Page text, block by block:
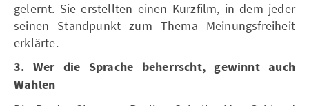
gelernt. Sie erstellten einen Kurzfilm, in dem jeder
seinen Standpunkt zum Thema Meinungsfreiheit
erklärte.
3. Wer die Sprache beherrscht, gewinnt auch
Wahlen